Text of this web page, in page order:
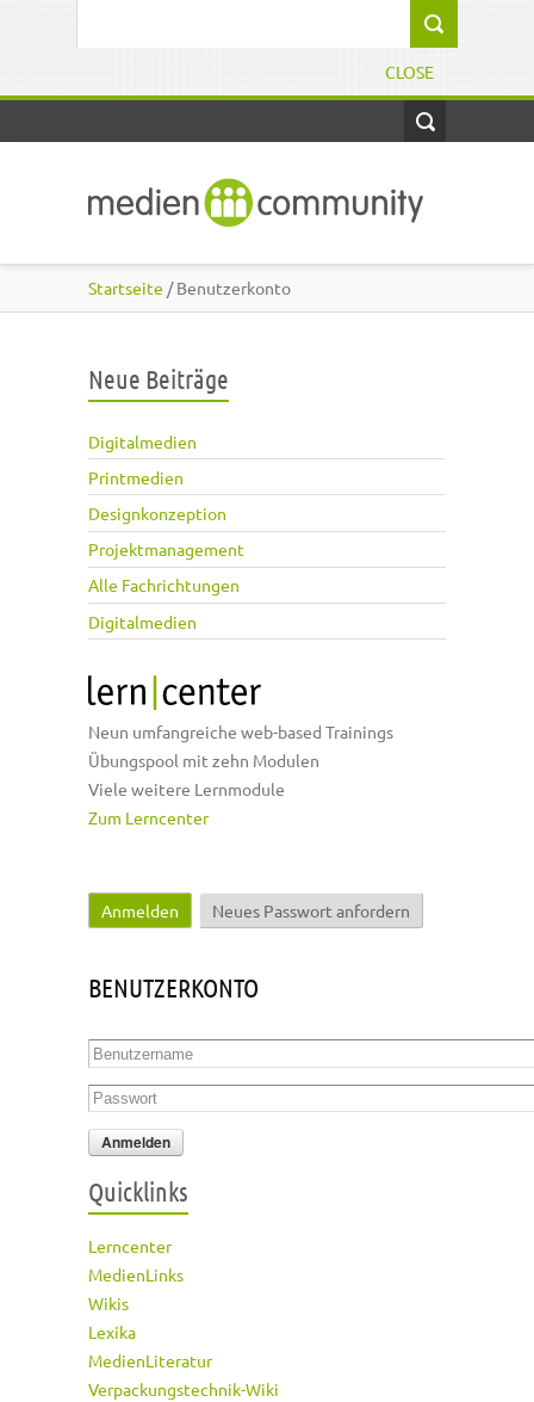
CLOSE
Startseite / Benutzerkonto
Neue Beiträge
Digitalmedien
Printmedien
Designkonzeption
Projektmanagement
Alle Fachrichtungen
Digitalmedien
Neun umfangreiche web-based Trainings
Übungspool mit zehn Modulen
Viele weitere Lernmodule
Zum Lerncenter
Haupt-Reiter
Anmelden (aktiver Reiter)
Neues Passwort anfordern
BENUTZERKONTO
Benutzername
Passwort
Quicklinks
Lerncenter
MedienLinks
Wikis
Lexika
MedienLiteratur
Verpackungstechnik-Wiki